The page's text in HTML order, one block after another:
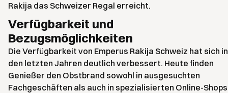
Rakija das Schweizer Regal erreicht.
Verfügbarkeit und
Bezugsmöglichkeiten
Die Verfügbarkeit von Emperus Rakija Schweiz hat sich in
den letzten Jahren deutlich verbessert. Heute finden
Genießer den Obstbrand sowohl in ausgesuchten
Fachgeschäften als auch in spezialisierten Online-